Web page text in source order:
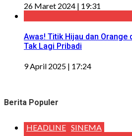
26 Maret 2024 | 19:31
Awas! Titik Hijau dan Orange
Tak Lagi Pribadi
9 April 2025 | 17:24
Berita Populer
HEADLINE SINEMA